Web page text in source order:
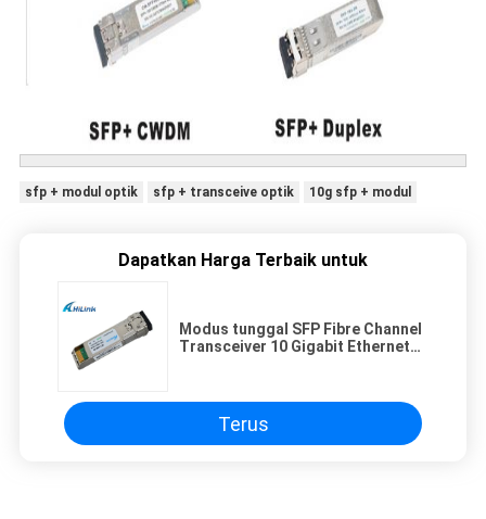
sfp + modul optik sfp + transceive optik 10g sfp + modul
Dapatkan Harga Terbaik untuk
Modus tunggal SFP Fibre Channel
Transceiver 10 Gigabit Ethernet
Terus